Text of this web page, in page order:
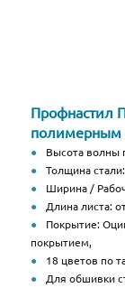
Профнастил
полимерным
Высота волны
Толщина
Ширина /
Длина листа:
Покрытие:
покрытием,
18 цветов по
Для обшивки